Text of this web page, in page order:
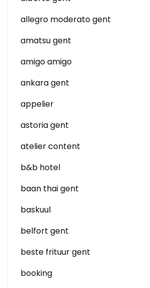
allegro moderato gent
amatsu gent
amigo amigo
ankara gent
appelier
astoria gent
atelier content
b&b hotel
baan thai gent
baskuul
belfort gent
beste frituur gent
booking